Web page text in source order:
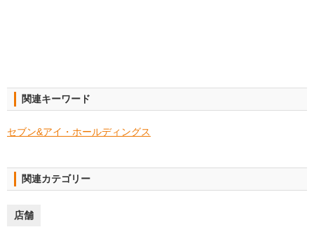
関連キーワード
セブン&アイ・ホールディングス
関連カテゴリー
店舗